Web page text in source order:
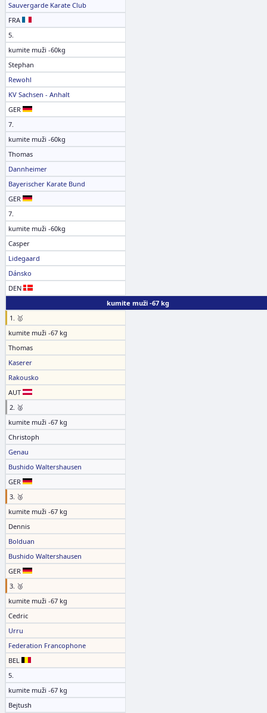
Sauvergarde Karate Club
FRA
5.
kumite muži -60kg
Stephan
Rewohl
KV Sachsen - Anhalt
GER
7.
kumite muži -60kg
Thomas
Dannheimer
Bayerischer Karate Bund
GER
7.
kumite muži -60kg
Casper
Lidegaard
Dánsko
DEN
kumite muži -67 kg
1. 🥇
kumite muži -67 kg
Thomas
Kaserer
Rakousko
AUT
2. 🥈
kumite muži -67 kg
Christoph
Genau
Bushido Waltershausen
GER
3. 🥉
kumite muži -67 kg
Dennis
Bolduan
Bushido Waltershausen
GER
3. 🥉
kumite muži -67 kg
Cedric
Urru
Federation Francophone
BEL
5.
kumite muži -67 kg
Bejtush